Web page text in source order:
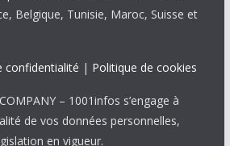
Belgique, Tunisie, Maroc, Suisse et
confidentialité | Politique de cookies
– 1001infos s’engage à
de vos données personnelles,
en vigueur.